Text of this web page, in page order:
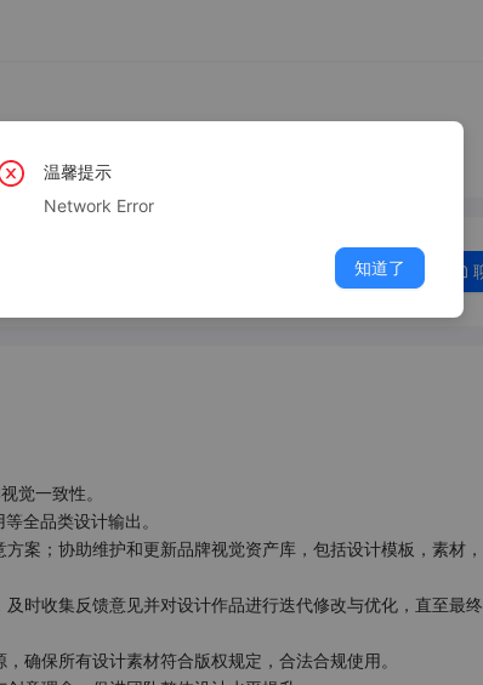
觉一致性。
全品类设计输出。
案；协助维护和更新品牌视觉资产库，包括设计模板，素材
时收集反馈意见并对设计作品进行迭代修改与优化，直至最
确保所有设计素材符合版权规定，合法合规使用。
温馨提示
Network Error
知道了